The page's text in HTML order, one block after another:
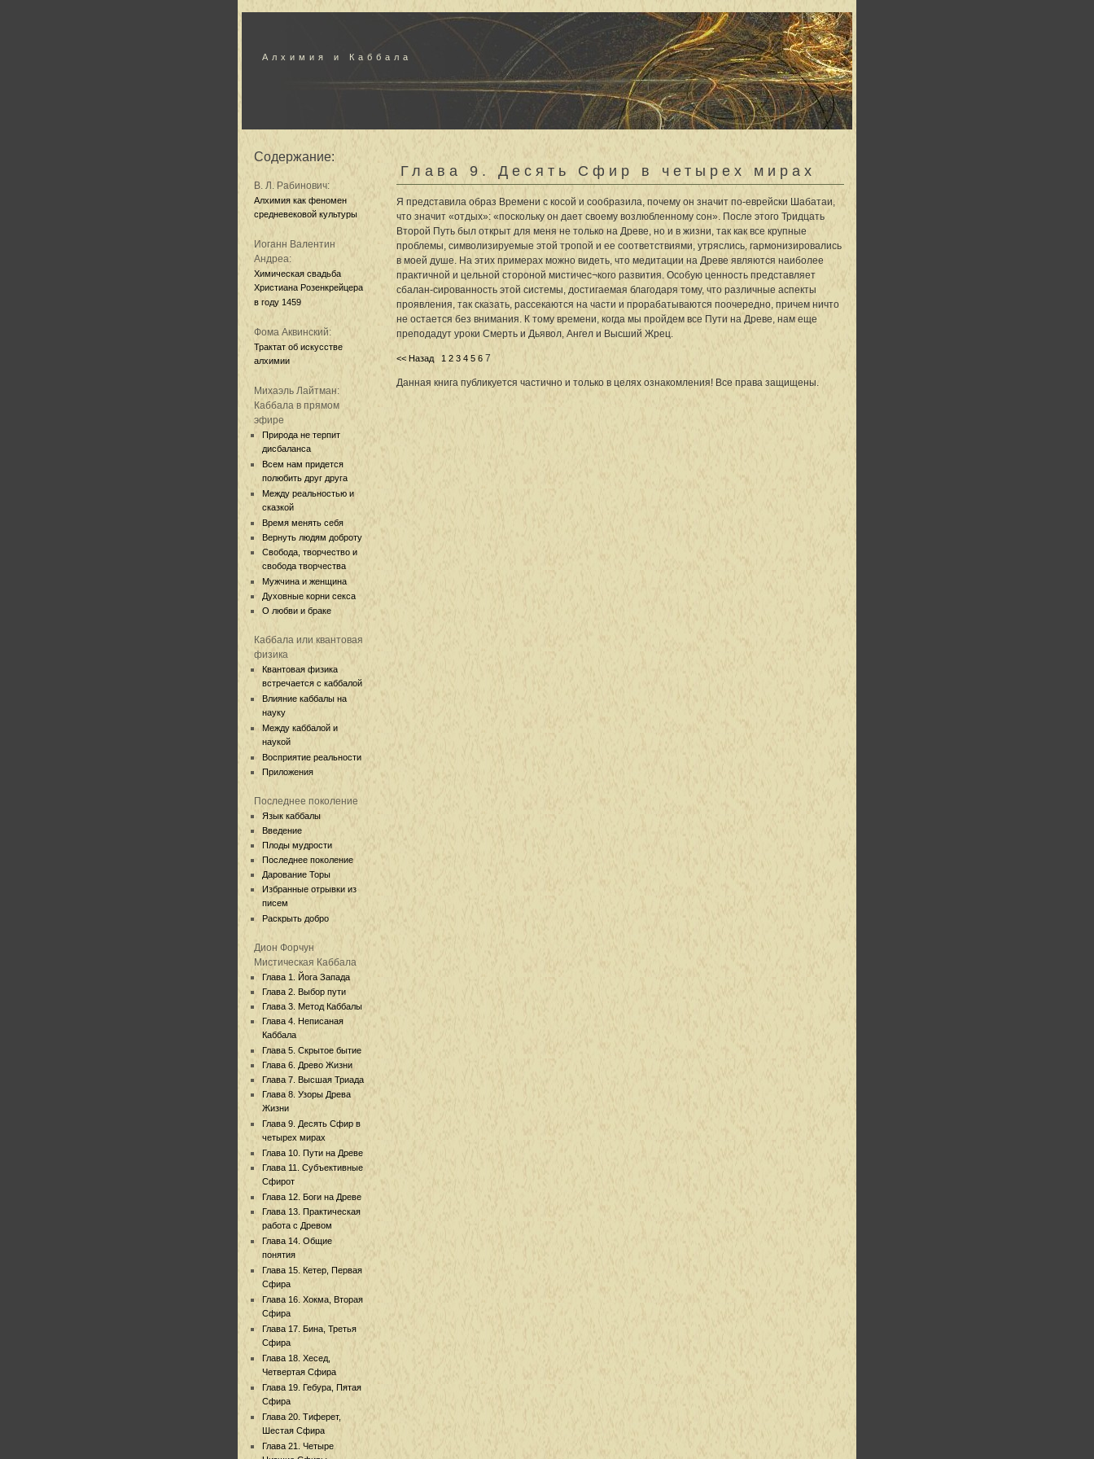
Алхимия и Каббала
Содержание:
В. Л. Рабинович:
Алхимия как феномен
средневековой культуры
Иоганн Валентин
Андреа:
Химическая свадьба
Христиана Розенкрейцера
в году 1459
Фома Аквинский:
Трактат об искусстве
алхимии
Михаэль Лайтман:
Каббала в прямом
эфире
Природа не терпит
дисбаланса
Всем нам придется
полюбить друг друга
Между реальностью и
сказкой
Время менять себя
Вернуть людям доброту
Свобода, творчество и
свобода творчества
Мужчина и женщина
Духовные корни секса
О любви и браке
Каббала или квантовая
физика
Квантовая физика
встречается с каббалой
Влияние каббалы на
науку
Между каббалой и
наукой
Восприятие реальности
Приложения
Последнее поколение
Язык каббалы
Введение
Плоды мудрости
Последнее поколение
Дарование Торы
Избранные отрывки из
писем
Раскрыть добро
Дион Форчун
Мистическая Каббала
Глава 1. Йога Запада
Глава 2. Выбор пути
Глава 3. Метод Каббалы
Глава 4. Неписаная
Каббала
Глава 5. Скрытое бытие
Глава 6. Древо Жизни
Глава 7. Высшая Триада
Глава 8. Узоры Древа
Жизни
Глава 9. Десять Сфир в
четырех мирах
Глава 10. Пути на Древе
Глава 11. Субъективные
Сфирот
Глава 12. Боги на Древе
Глава 13. Практическая
работа с Древом
Глава 14. Общие
понятия
Глава 15. Кетер, Первая
Сфира
Глава 16. Хокма, Вторая
Сфира
Глава 17. Бина, Третья
Сфира
Глава 18. Хесед,
Четвертая Сфира
Глава 19. Гебура, Пятая
Сфира
Глава 20. Тиферет,
Шестая Сфира
Глава 21. Четыре
Глава 9. Десять Сфир в четырех мирах
Я представила образ Времени с косой и сообразила, почему он значит по-еврейски Шабатаи,
что значит «отдых»: «поскольку он дает своему возлюбленному сон». После этого Тридцать
Второй Путь был открыт для меня не только на Древе, но и в жизни, так как все крупные
проблемы, символизируемые этой тропой и ее соответствиями, утряслись, гармонизировались
в моей душе. На этих примерах можно видеть, что медитации на Древе являются наиболее
практичной и цельной стороной мистичес¬кого развития. Особую ценность представляет
сбалан-сированность этой системы, достигаемая благодаря тому, что различные аспекты
проявления, так сказать, рассекаются на части и прорабатываются поочередно, причем ничто
не остается без внимания. К тому времени, когда мы пройдем все Пути на Древе, нам еще
преподадут уроки Смерть и Дьявол, Ангел и Высший Жрец.
<< Назад 1 2 3 4 5 6 7
Данная книга публикуется частично и только в целях ознакомления! Все права защищены.